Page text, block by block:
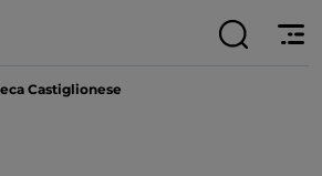
Castiglionese